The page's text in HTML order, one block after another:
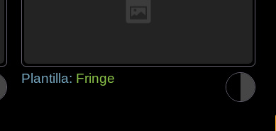
Plantilla: Fringe